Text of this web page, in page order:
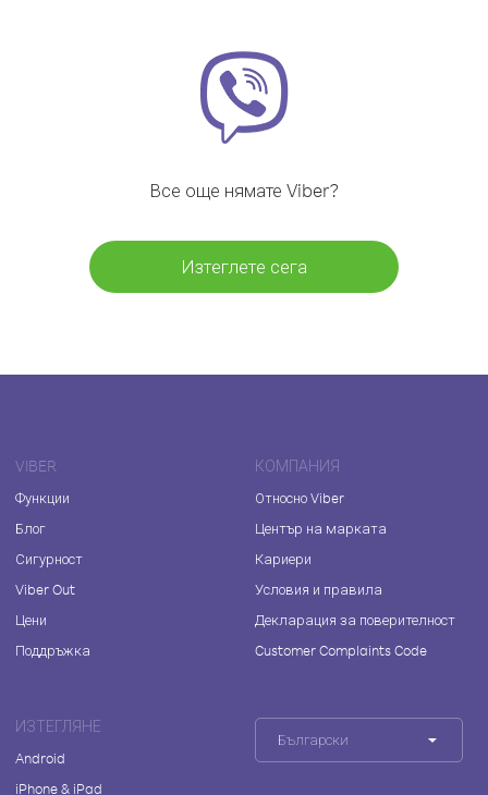
Все още нямате Viber?
Изтеглете сега
VIBER
Функции
Блог
Сигурност
Viber Out
Цени
Поддръжка
КОМПАНИЯ
Относно Viber
Център на марката
Кариери
Условия и правила
Декларация за поверителност
Customer Complaints Code
ИЗТЕГЛЯНЕ
Android
iPhone & iPad
Български